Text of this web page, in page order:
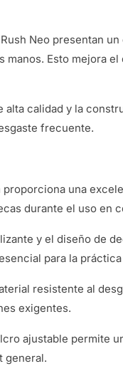
Neo presentan
manos. Esto mejora
alta calidad y la
frecuente.
proporciona una
durante el uso en
y el diseño de
para la
resistente al
exigentes.
ajustable permite
general.